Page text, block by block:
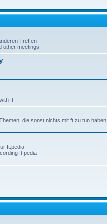
Treffen
other meetings
ft
die sonst nichts mit ft zu tun haben
ft:pedia
ft:pedia